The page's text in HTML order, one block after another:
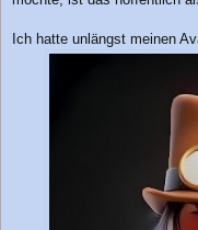
g
Ich hatte unlängst meinen